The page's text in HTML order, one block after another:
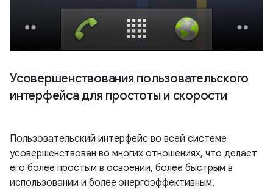
Усовершенствования пользовательского
интерфейса для простоты и скорости
Пользовательский интерфейс во всей системе
усовершенствован во многих отношениях, что делает
его более простым в освоении, более быстрым в
использовании и более энергоэффективным.